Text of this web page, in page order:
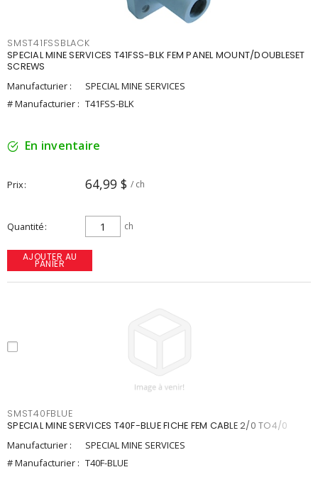
SMST41FSSBLACK
SPECIAL MINE SERVICES T41FSS-BLK FEM PANEL MOUNT/DOUBLESET
SCREWS
Manufacturier :
SPECIAL MINE SERVICES
# Manufacturier : T41FSS-BLK
En inventaire
Prix 64,99 $ / ch
Quantité ch
AJOUTER AU
PANIER
SMST40FBLUE
SPECIAL MINE SERVICES T40F-BLUE FICHE FEM CABLE 2/0 TO4/0
Manufacturier :
SPECIAL MINE SERVICES
# Manufacturier : T40F-BLUE